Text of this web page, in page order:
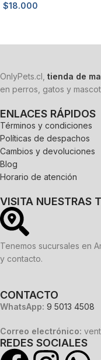
$18.000
OnlyPets.cl, tienda de
en perros, gatos y
ENLACES RÁPIDOS
Términos y condiciones
Políticas de despachos
Cambios y devoluciones
Blog
Horario de atención
VISITA NUESTRAS
Tenemos sucursales en
y contacto.
CONTACTO
WhatsApp: 9 5013 4508
Correo electrónico:
REDES SOCIALES